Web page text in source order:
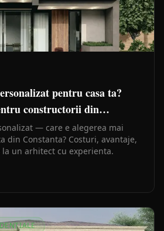
pentru casa ta?
constructorii din
— care e alegerea mai
din Constanta? Costuri, avantaje,
un arhitect cu experienta.